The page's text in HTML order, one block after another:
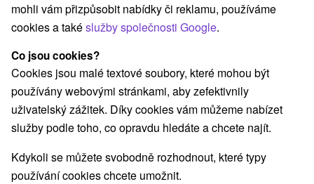
Všechny kategorie
Pobyty v akci(1)
Wellness pobyty(2) Víkendové pobyty(2)
Rodinné pobyty (2)
Vyberte lokalitu nebo termín
Nejprodávanější
mohli vám přizpůsobit nabídky či reklamu, používáme
cookies a takéslužby společnosti Google.
Co jsou cookies?
Cookies jsou malé textové soubory, které mohou být
používány webovými stránkami, aby zefektivnily
uživatelský zážitek. Díky cookies vám můžeme nabízet
služby podle toho, co opravdu hledáte a chcete najít.
Kdykoli se můžete svobodně rozhodnout, které typy
používání cookies chcete umožnit.